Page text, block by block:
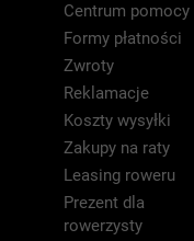
Centrum pomocy
Formy płatności
Zwroty
Reklamacje
Koszty wysyłki
Zakupy na raty
Leasing roweru
Prezent dla
rowerzysty